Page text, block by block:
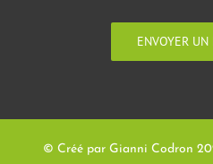
ENVOYER UN
© Créé par Gianni Codron